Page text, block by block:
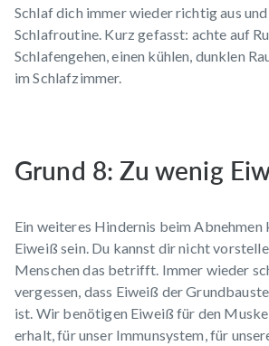
Schlaf dich immer wieder richtig aus
Schlafroutine. Kurz gefasst: achte auf
Schlafengehen, einen kühlen, dunklen
im Schlafzimmer.
Grund 8: Zu wenig
Ein weiteres Hindernis beim Abnehmen
Eiweiß sein. Du kannst dir nicht
Menschen das betrifft. Immer wieder
vergessen, dass Eiweiß der
ist. Wir benötigen Eiweiß für den
erhalt, für unser Immunsystem, für